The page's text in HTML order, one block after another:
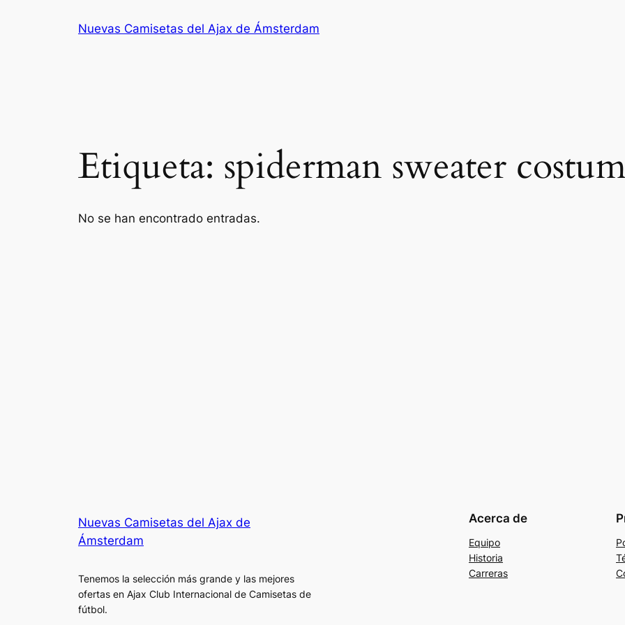
Nuevas Camisetas del Ajax de Ámsterdam
Etiqueta: spiderman sweater
No se han encontrado entradas.
Nuevas Camisetas del Ajax de
Ámsterdam
Tenemos la selección más grande y las mejores
ofertas en Ajax Club Internacional de Camisetas de
fútbol.
Acerca de
Equipo
Historia
Carreras